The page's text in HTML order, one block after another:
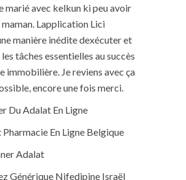
marié avec kelkun ki peu avoir
maman. Lapplication Lici
manière inédite dexécuter et
tâches essentielles au succès
immobilière. Je reviens avec ça
encore une fois merci.
Du Adalat En Ligne
En Ligne Belgique
Adalat
Générique Nifedipine Israël